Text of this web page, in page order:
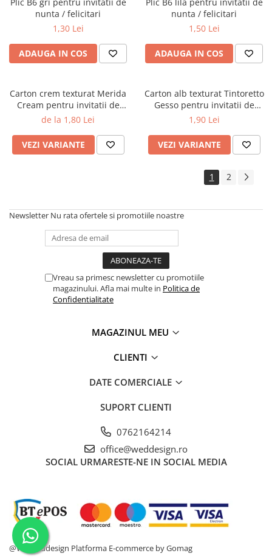
nunta / felicitari
1,30 Lei
ADAUGA IN COS
nunta / felicitari
1,50 Lei
ADAUGA IN COS
Carton crem texturat Merida
Cream pentru invitatii de
nunta
de la 1,80 Lei
VEZI VARIANTE
Carton alb texturat Tintoretto
Gesso pentru invitatii de
nunta
1,90 Lei
VEZI VARIANTE
1 2
Newsletter Nu rata ofertele si promotiile noastre
Vreau sa primesc newsletter cu promotiile
magazinului. Afla mai multe in Politica de
Confidentialitate
MAGAZINUL MEU
CLIENTI
DATE COMERCIALE
SUPORT CLIENTI
0762164214
office@weddesign.ro
SOCIAL URMARESTE-NE IN SOCIAL MEDIA
@WDWeddesign Platforma E-commerce by Gomag